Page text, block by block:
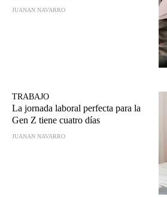
JUANAN NAVARRO
TRABAJO
La jornada laboral perfecta para la
Gen Z tiene cuatro días
JUANAN NAVARRO